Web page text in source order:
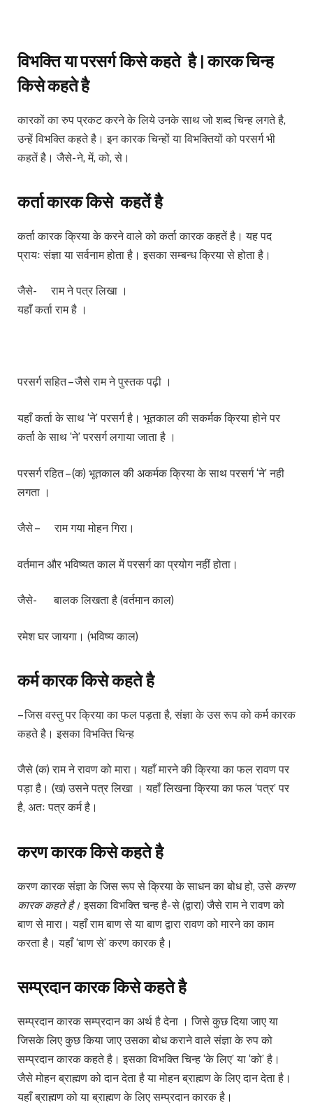
विभक्ति या परसर्ग किसे कहते है |कारक चिन्ह
किसे कहते है
कारकों का रुप प्रकट करने के लिये उनके साथ जो शब्द चिन्ह लगते है,
उन्हें विभक्ति कहते है। इन कारक चिन्हों या विभक्तियों को परसर्ग भी
कहतें है। जैसे- ने, में, को, से।
कर्ता कारक किसे कहतें है
कर्ता कारक क्रिया के करने वाले को कर्ता कारक कहतें है। यह पद
प्रायः संज्ञा या सर्वनाम होता है। इसका सम्बन्ध क्रिया से होता है।
जैसे- राम ने पत्र लिखा ।
यहाँ कर्ता राम है ।
परसर्ग सहित – जैसे राम ने पुस्तक पढ़ी ।
यहाँ कर्ता के साथ ‘ने’ परसर्ग है। भूतकाल की सकर्मक क्रिया होने पर
कर्ता के साथ ‘ने’ परसर्ग लगाया जाता है ।
परसर्ग रहित – (क) भूतकाल की अकर्मक क्रिया के साथ परसर्ग ‘ने’ नही
लगता ।
जैसे – राम गया मोहन गिरा।
वर्तमान और भविष्यत काल में परसर्ग का प्रयोग नहीं होता।
जैसे- बालक लिखता है (वर्तमान काल)
रमेश घर जायगा। (भविष्य काल)
कर्म कारक किसे कहते है
– जिस वस्तु पर क्रिया का फल पड़ता है, संज्ञा के उस रूप को कर्म कारक
कहते है। इसका विभक्ति चिन्ह
जैसे (क) राम ने रावण को मारा। यहाँ मारने की क्रिया का फल रावण पर
पड़ा है। (ख) उसने पत्र लिखा । यहाँ लिखना क्रिया का फल ‘पत्र’ पर
है, अतः पत्र कर्म है।
करण कारक किसे कहते है
करण कारक संज्ञा के जिस रूप से क्रिया के साधन का बोध हो, उसे करण
कारक कहते है। इसका विभक्ति चन्ह है- से (द्वारा) जैसे राम ने रावण को
बाण से मारा। यहाँ राम बाण से या बाण द्वारा रावण को मारने का काम
करता है। यहाँ ‘बाण से’ करण कारक है।
सम्प्रदान कारक किसे कहते है
सम्प्रदान कारक सम्प्रदान का अर्थ है देना । जिसे कुछ दिया जाए या
जिसके लिए कुछ किया जाए उसका बोध कराने वाले संज्ञा के रुप को
सम्प्रदान कारक कहते है। इसका विभक्ति चिन्ह ‘के लिए’ या ‘को’ है।
जैसे मोहन ब्राह्मण को दान देता है या मोहन ब्राह्मण के लिए दान देता है।
यहाँ ब्राह्मण को या ब्राह्मण के लिए सम्प्रदान कारक है।